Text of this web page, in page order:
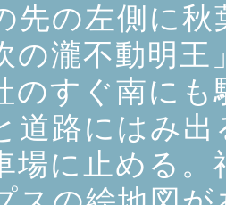
先の左側に
の瀧不動明
のすぐ南に
道路にはみ
場に止める